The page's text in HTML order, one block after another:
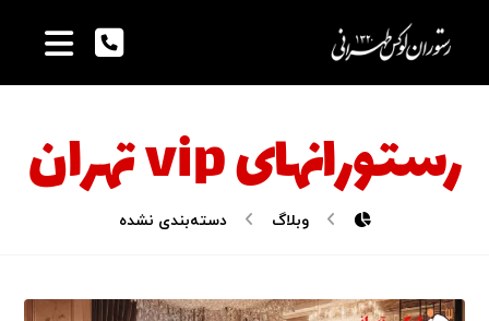
رستورانهای vip تهران
وبلاگ دسته‌بندی نشده